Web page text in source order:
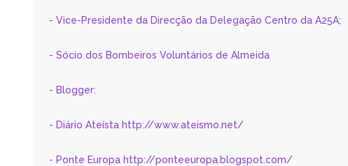
- Vice-Presidente da Direcção da Delegação Centro da A25A;
- Sócio dos Bombeiros Voluntários de Almeida
- Blogger:
- Diário Ateísta http://www.ateismo.net/
- Ponte Europa http://ponteeuropa.blogspot.com/